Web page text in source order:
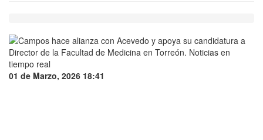
01 de Marzo, 2026 18:41